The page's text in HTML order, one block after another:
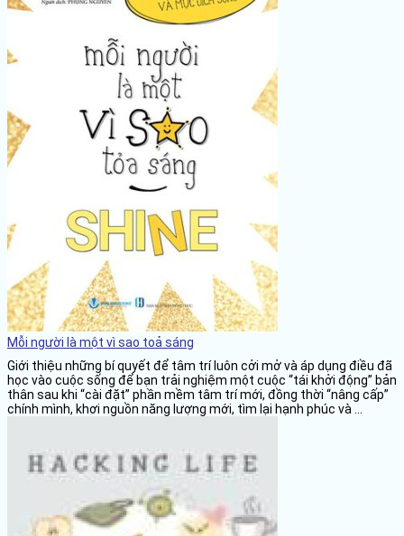
Mỗi người là một vì sao toả sáng
Giới thiệu những bí quyết để tâm trí luôn cởi mở và áp dụng điều đã
học vào cuộc sống để bạn trải nghiệm một cuộc “tái khởi động” bản
thân sau khi “cài đặt” phần mềm tâm trí mới, đồng thời “nâng cấp”
chính mình, khơi nguồn năng lượng mới, tìm lại hạnh phúc và ...